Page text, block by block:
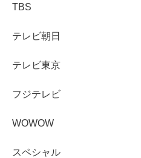
TBS
テレビ朝日
テレビ東京
フジテレビ
WOWOW
スペシャル